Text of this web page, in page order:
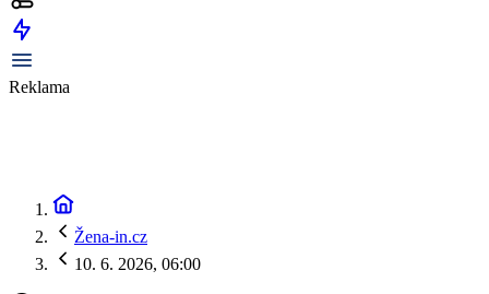
Reklama
Žena-in.cz
10. 6. 2026, 06:00